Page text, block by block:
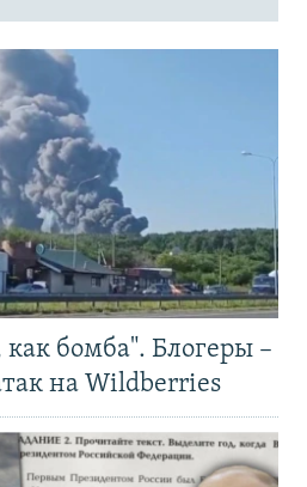
бомба". Блогеры –
на Wildberries